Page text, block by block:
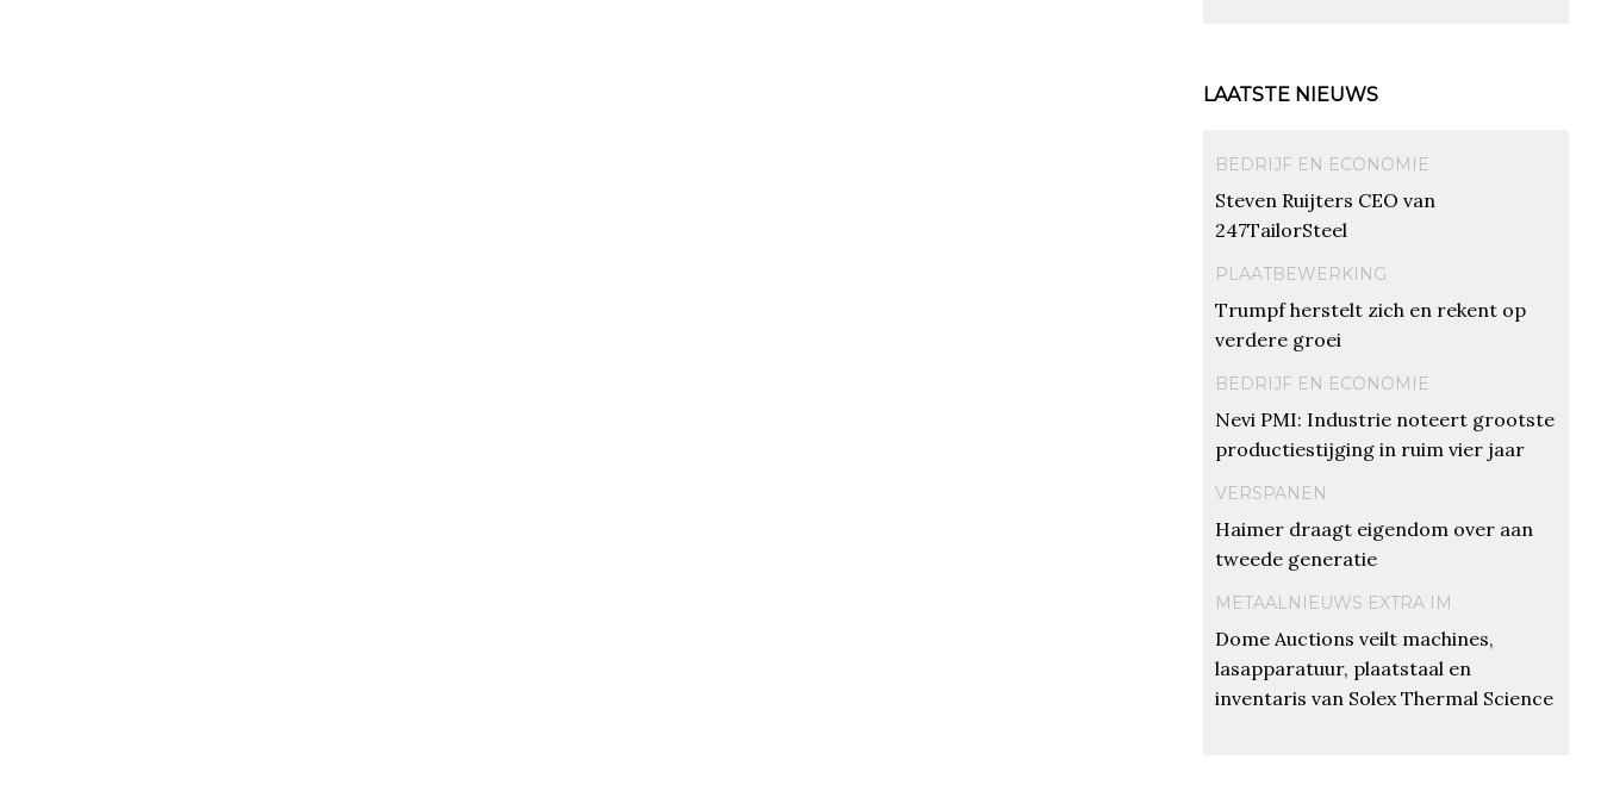
LAATSTE NIEUWS
BEDRIJF EN ECONOMIE
Steven Ruijters CEO van
247TailorSteel
PLAATBEWERKING
Trumpf herstelt zich en rekent op
verdere groei
BEDRIJF EN ECONOMIE
Nevi PMI: Industrie noteert grootste
productiestijging in ruim vier jaar
VERSPANEN
Haimer draagt eigendom over aan
tweede generatie
METAALNIEUWS EXTRA IM
Dome Auctions veilt machines,
lasapparatuur, plaatstaal en
inventaris van Solex Thermal Science